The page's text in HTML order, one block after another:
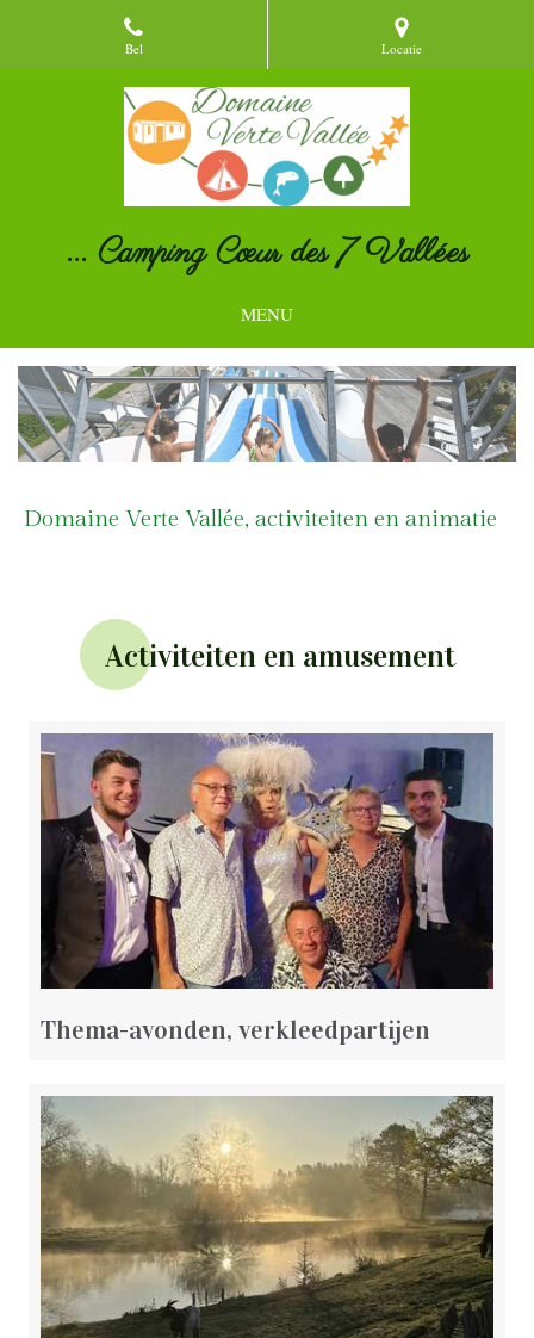
Bel Locatie
... Camping Cœur des 7 Vallées
MENU
Domaine Verte Vallée, activiteiten en animatie
Activiteiten en amusement
Thema-avonden, verkleedpartijen